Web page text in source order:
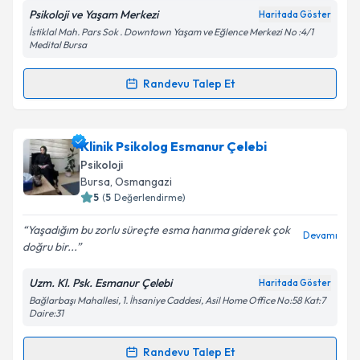
Kişisel verilerimin işlenmesine ilişkinAydınlatma
'ni okudum ve kişisel verilerimin belirtilen
kapsamda işlenmesini kabul ediyorum.
Takvim Talebini Gönder
Psikoloji ve Yaşam Merkezi Haritada Göster
İstiklal Mah. Pars Sok . Downtown Yaşam ve Eğlence Merkezi No :4/1
Medital Bursa
Randevu Talep Et
Randevu Takvimi Talebi
Psk. Sümeyye Karacaiçin randevu takvimi talebi
oluşturun. Size bu uzmandan randevu almanız için bir
takvim hazırlandığında e-posta ile bilgilendireceğiz.
Kişisel verilerimin işlenmesine ilişkin
Aydınlatma
Metni'ni okudum ve kişisel verilerimin belirtilen
Klinik Psikolog Esmanur Çelebi
Psikoloji
Bursa, Osmangazi
5 (5 Değerlendirme)
Yaşadığım bu zorlu süreçte esma hanıma giderek çok
doğru bir...
Devamı
Uzm. Kl. Psk. Esmanur Çelebi Haritada Göster
Bağlarbaşı Mahallesi, 1. İhsaniye Caddesi, Asil Home Office No:58 Kat:7
Daire:31
Randevu Talep Et